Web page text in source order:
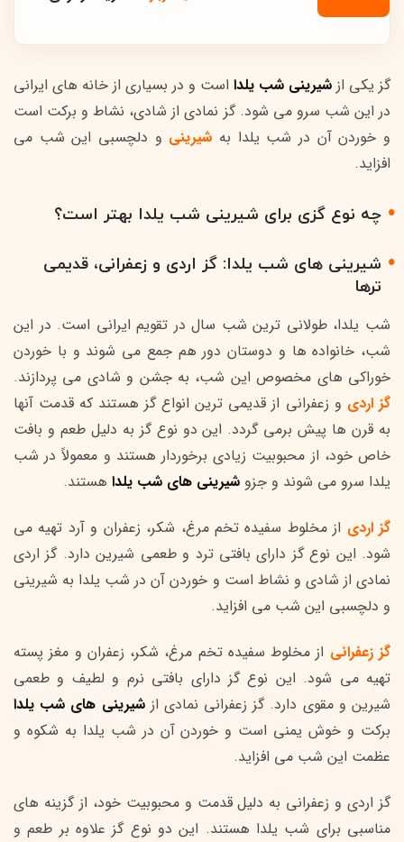
گز یکی از شیرینی شب یلدا است و در بسیاری از خانه های ایرانی
در این شب سرو می شود. گز نمادی از شادی، نشاط و برکت است
و خوردن آن در شب یلدا به شیرینی و دلچسبی این شب می
افزاید.
چه نوع گزی برای شیرینی شب یلدا بهتر است؟
شیرینی های شب یلدا: گز اردی و زعفرانی، قدیمی
ترها
شب یلدا، طولانی ترین شب سال در تقویم ایرانی است. در این
شب، خانواده ها و دوستان دور هم جمع می شوند و با خوردن
خوراکی های مخصوص این شب، به جشن و شادی می پردازند.
گز اردی و زعفرانی از قدیمی ترین انواع گز هستند که قدمت آنها
به قرن ها پیش برمی گردد. این دو نوع گز به دلیل طعم و بافت
خاص خود، از محبوبیت زیادی برخوردار هستند و معمولاً در شب
یلدا سرو می شوند و جزو شیرینی های شب یلدا هستند.
گز اردی از مخلوط سفیده تخم مرغ، شکر، زعفران و آرد تهیه می
شود. این نوع گز دارای بافتی ترد و طعمی شیرین دارد. گز اردی
نمادی از شادی و نشاط است و خوردن آن در شب یلدا به شیرینی
و دلچسبی این شب می افزاید.
گز زعفرانی از مخلوط سفیده تخم مرغ، شکر، زعفران و مغز پسته
تهیه می شود. این نوع گز دارای بافتی نرم و لطیف و طعمی
شیرین و مقوی دارد. گز زعفرانی نمادی ازشیرینی های شب یلدا
برکت و خوش یمنی است و خوردن آن در شب یلدا به شکوه و
عظمت این شب می افزاید.
گز اردی و زعفرانی به دلیل قدمت و محبوبیت خود، از گزینه های
مناسبی برای شب یلدا هستند. این دو نوع گز علاوه بر طعم و